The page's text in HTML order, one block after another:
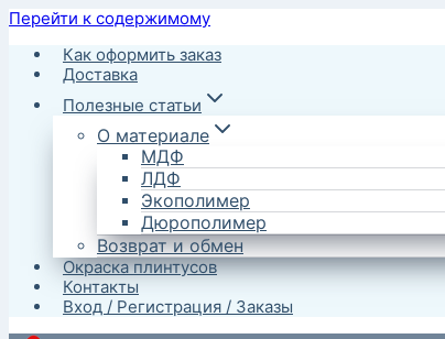
Перейти к содержимому
Как оформить заказ
Доставка
Полезные статьи
О материале
МДФ
ЛДФ
Экополимер
Дюрополимер
Возврат и обмен
Окраска плинтусов
Контакты
Вход / Регистрация / Заказы